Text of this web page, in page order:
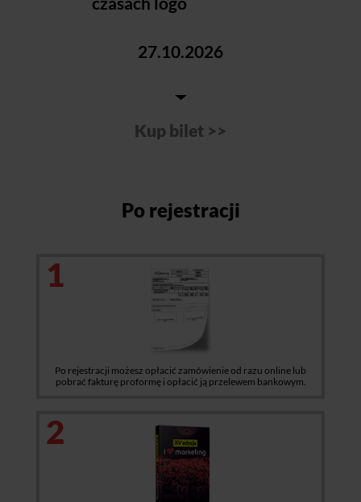
Po rejestracji
1
Po rejestracji możesz opłacić zamówienie od razu online lub
pobrać fakturę proformę i opłacić ją przelewem bankowym.
2